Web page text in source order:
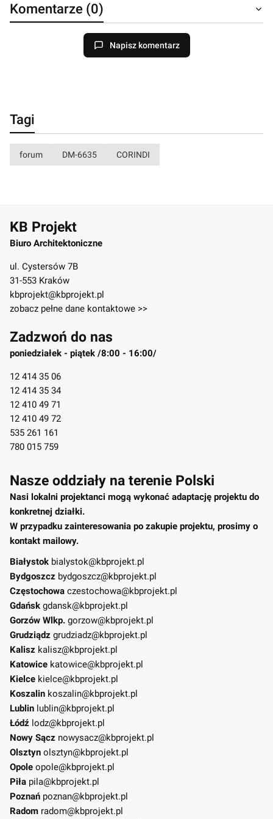
Komentarze (0)
Napisz komentarz
Tagi
forum DM-6635 CORINDI
KB Projekt
Biuro Architektoniczne
ul. Cystersów 7B
31-553 Kraków
kbprojekt@kbprojekt.pl
zobacz pełne dane kontaktowe >>
Zadzwoń do nas
poniedziałek - piątek /8:00 - 16:00/
12 414 35 06
12 414 35 34
12 410 49 71
12 410 49 72
535 261 161
780 015 759
Nasze oddziały na terenie Polski
Nasi lokalni projektanci mogą wykonać adaptację projektu do
konkretnej działki.
W przypadku zainteresowania po zakupie projektu, prosimy o
kontakt mailowy.
Białystok bialystok@kbprojekt.pl
Bydgoszcz bydgoszcz@kbprojekt.pl
Częstochowa czestochowa@kbprojekt.pl
Gdańsk gdansk@kbprojekt.pl
Gorzów Wlkp. gorzow@kbprojekt.pl
Grudziądz grudziadz@kbprojekt.pl
Kalisz kalisz@kbprojekt.pl
Katowice katowice@kbprojekt.pl
Kielce kielce@kbprojekt.pl
Koszalin koszalin@kbprojekt.pl
Lublin lublin@kbprojekt.pl
Łódź lodz@kbprojekt.pl
Nowy Sącz nowysacz@kbprojekt.pl
Olsztyn olsztyn@kbprojekt.pl
Opole opole@kbprojekt.pl
Piła pila@kbprojekt.pl
Poznań poznan@kbprojekt.pl
Radom radom@kbprojekt.pl